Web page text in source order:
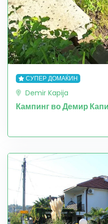
СУПЕР ДОМАЌИН
Demir Kapija
Кампинг во Демир